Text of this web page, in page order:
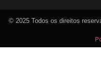
© 2025 Todos os direitos